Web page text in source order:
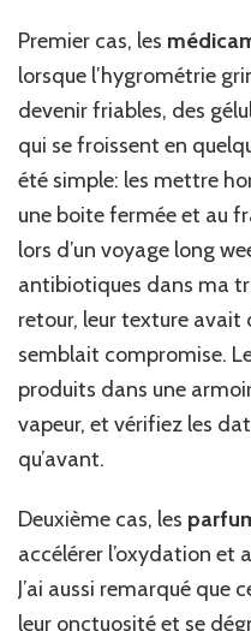
Premier cas, les
lorsque l’hygrométrie
devenir friables, des
qui se froissent en
été simple: les mettre
une boite fermée et au
lors d’un voyage long
antibiotiques dans ma
retour, leur texture avait
semblait compromise.
produits dans une
vapeur, et vérifiez les
qu’avant.
Deuxième cas, les
accélérer l’oxydation et
J’ai aussi remarqué que
leur onctuosité et se